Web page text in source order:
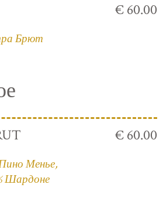
Брют
€ 60.00
Менье,
Шардоне
€ 60.00